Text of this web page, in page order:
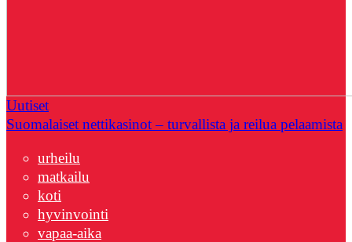
Uutiset
Suomalaiset nettikasinot – turvallista ja reilua pelaamista
urheilu
matkailu
koti
hyvinvointi
vapaa-aika